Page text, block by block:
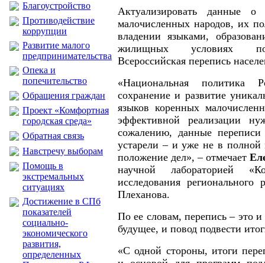
Благоустройство
Противодействие
коррупции
Развитие малого
предпринимательства
Опека и
попечительство
Обращения граждан
Проект «Комфортная
городская среда»
Обратная связь
Навстречу выборам
Помощь в
экстремальных
ситуациях
Достижение в СПб
показателей
социально-
экономического
развития,
определенных
Актуализировать данные о
малочисленных народов, их
владении языками,
жилищных условиях
Всероссийская перепись
«Национальная политика
сохранение и развитие
языков коренных
эффективной реализации
сожалению, данные переписи
устарели – и уже не в полной
положение дел», – отмечает
научной лабораторией
исследования
Плеханова.
По ее словам, перепись – это и
будущее, и повод подвести
«С одной стороны, итоги